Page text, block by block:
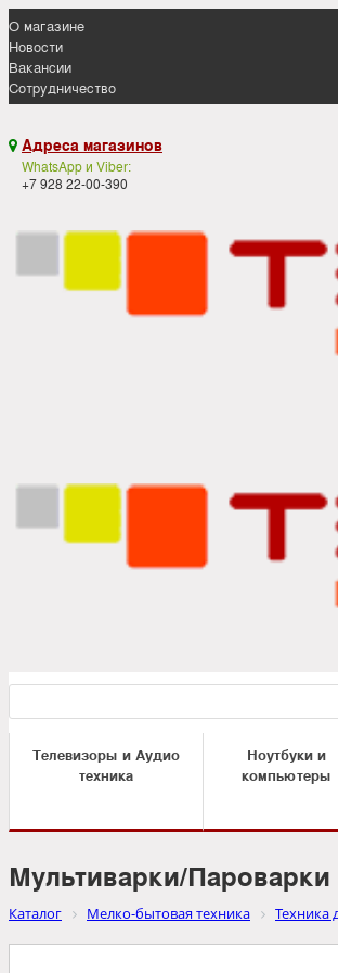
О магазине
Новости
Вакансии
Сотрудничество
 Адреса магазинов
WhatsApp и Viber:
+7 928 22-00-390
Телевизоры и Аудио
техника
Ноутбуки и
компьютеры
Мультиварки/Пароварки
Каталог Мелко-бытовая техника Техника